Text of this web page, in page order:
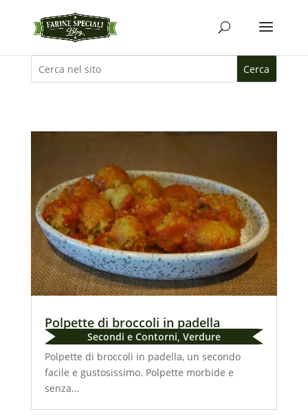
Cerca
Polpette di broccoli in padella
Secondi e Contorni, Verdure
Polpette di broccoli in padella, un secondo
facile e gustosissimo. Polpette morbide e
senza...